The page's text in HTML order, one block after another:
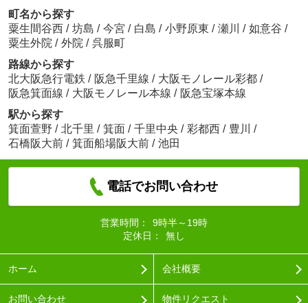
町名から探す
粟生間谷西 / 坊島 / 今宮 / 白島 / 小野原東 / 瀬川 / 如意谷 /
粟生外院 / 外院 / 呉服町
路線から探す
北大阪急行電鉄 / 阪急千里線 / 大阪モノレール彩都 /
阪急箕面線 / 大阪モノレール本線 / 阪急宝塚本線
駅から探す
箕面萱野 / 北千里 / 箕面 / 千里中央 / 彩都西 / 豊川 /
石橋阪大前 / 箕面船場阪大前 / 池田
電話でお問い合わせ
営業時間：
9時半～19時
定休日：
無し
ホーム 会社概要
お問い合わせ 物件リクエスト